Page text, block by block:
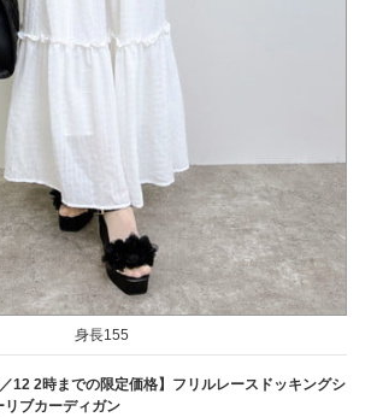
身長155
／12 2時までの限定価格】フリルレースドッキングシ
リブカーディガン